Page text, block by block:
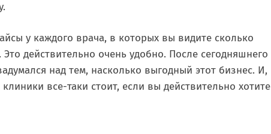
у каждого врача, в которых вы видите сколько
Это действительно очень удобно. После сегодняшнего
над тем, насколько выгодный этот бизнес. И,
все-таки стоит, если вы действительно хотите